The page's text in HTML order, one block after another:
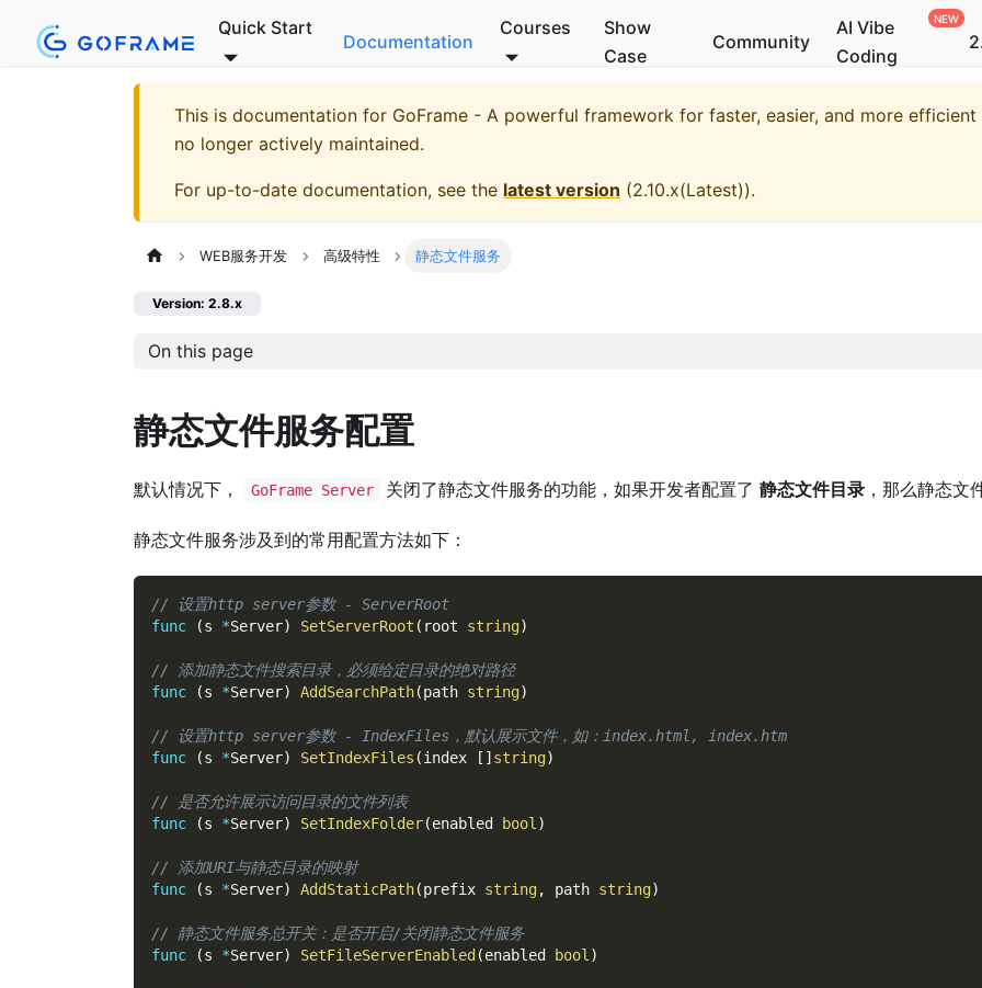
Quick Start
Documentation
Courses
Show
Case
Community
AI Vibe
Coding
This is documentation for GoFrame - A powerful framework for faster, easier, and more
no longer actively maintained.
For up-to-date documentation, see the latest version (2.10.x(Latest)).
WEB服务开发 高级特性 静态文件服务
Version: 2.8.x
On this page
静态文件服务配置
默认情况下， GoFrame Server 关闭了静态文件服务的功能，如果开发者配置了 静态文件目录，那么静态文
静态文件服务涉及到的常用配置方法如下：
// 设置http server参数 - ServerRoot
func
(s *Server) SetServerRoot ( root string)
// 添加静态文件搜索目录，必须给定目录的绝对路径
func
(s *Server) AddSearchPath(path string)
// 设置http server参数 - IndexFiles，默认展示文件，如：index.html, index.htm
func
(s *Server) SetIndexFiles (index [ ] string)
// 是否允许展示访问目录的文件列表
func
(s *Server) SetIndexFolder(enabled bool )
// 添加URI与静态目录的映射
func
(s *Server) AddStaticPath(prefix string, path string)
// 静态文件服务总开关：是否开启/关闭静态文件服务
func
(s *Server) SetFileServerEnabled (enabled bool )